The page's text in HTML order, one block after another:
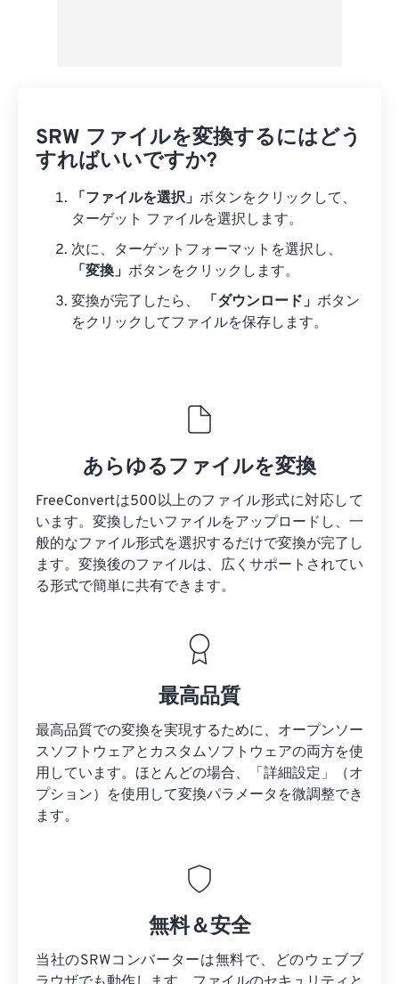
SRW ファイルを変換するにはどう
すればいいですか?
「ファイルを選択」 ボタンをクリックして、
ターゲット ファイルを選択します。
次に、ターゲットフォーマットを選択し、
「変換」 ボタンをクリックします。
変換が完了したら、
「ダウンロード」 ボタン
をクリックしてファイルを保存します。
あらゆるファイルを変換
FreeConvertは500以上のファイル形式に対応して
います。変換したいファイルをアップロードし、一
般的なファイル形式を選択するだけで変換が完了し
ます。変換後のファイルは、広くサポートされてい
る形式で簡単に共有できます。
最高品質
最高品質での変換を実現するために、オープンソー
スソフトウェアとカスタムソフトウェアの両方を使
用しています。ほとんどの場合、「詳細設定」（オ
プション）を使用して変換パラメータを微調整でき
ます。
無料＆安全
当社のSRWコンバーターは無料で、どのウェブブ